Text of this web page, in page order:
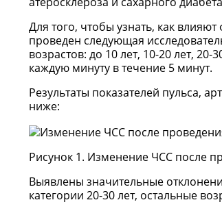
Для того, чтобы узнать, как
проведен следующая
возрастов: до 10 лет, 10-20 лет,
каждую минуту в течение 5 минут.
Результаты показателей пульса,
ниже:
Рисунок 1. Изменение ЧСС после
Выявлены значительные
категории 20-30 лет, остальные